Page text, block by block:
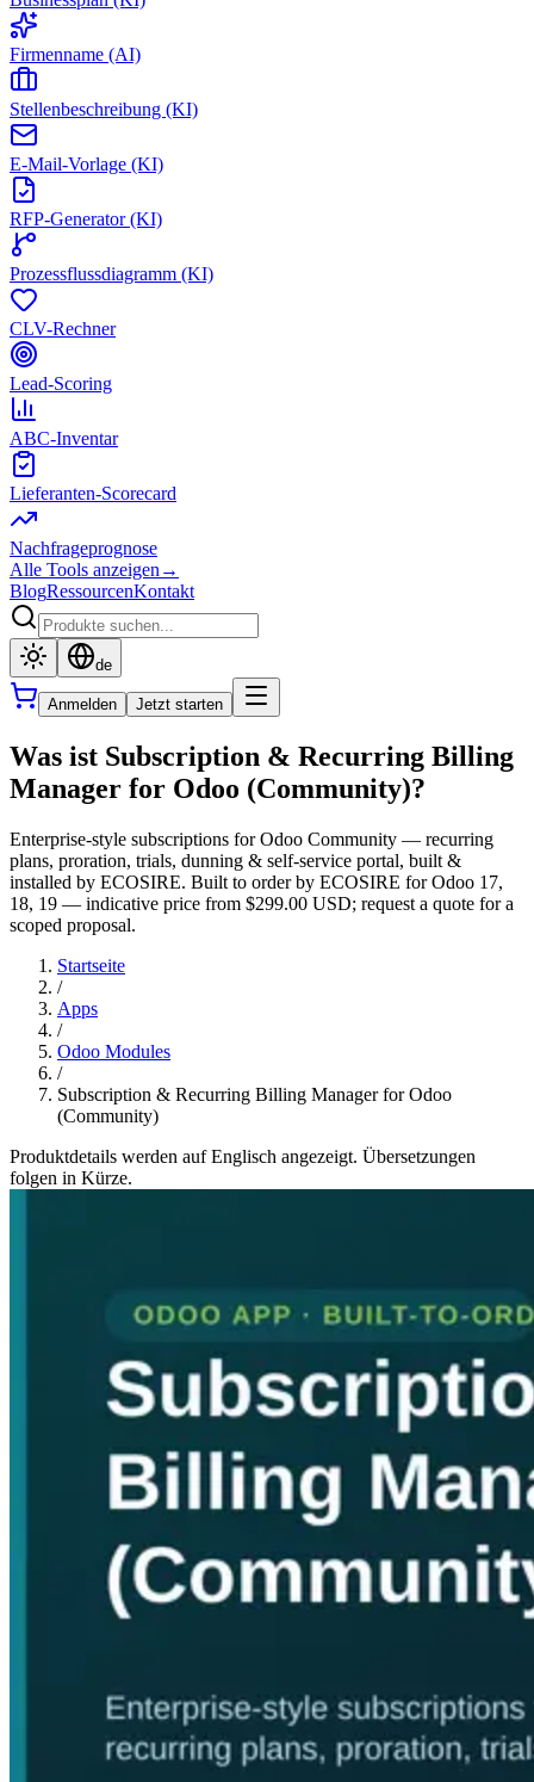
Firmenname (AI)
Stellenbeschreibung (KI)
E-Mail-Vorlage (KI)
RFP-Generator (KI)
Prozessflussdiagramm (KI)
CLV-Rechner
Lead-Scoring
ABC-Inventar
Lieferanten-Scorecard
Nachfrageprognose
Alle Tools anzeigen →
BlogRessourcenKontakt
de
Anmelden Jetzt starten
Was ist Subscription & Recurring Billing
Manager for Odoo (Community)?
Enterprise-style subscriptions for Odoo Community — recurring
plans, proration, trials, dunning & self-service portal, built &
installed by ECOSIRE. Built to order by ECOSIRE for Odoo 17,
18, 19 — indicative price from $299.00 USD; request a quote for a
scoped proposal.
Startseite
/
Apps
/
Odoo Modules
/
Subscription & Recurring Billing Manager for Odoo
(Community)
Produktdetails werden auf Englisch angezeigt. Übersetzungen
folgen in Kürze.